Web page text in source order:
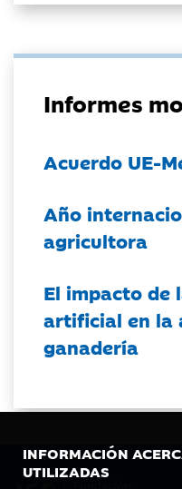
INFORMACIÓN
UTILIZADAS
Informes
Acuerdo UE-
Año
agricultora
El impacto de
artificial en la
ganadería